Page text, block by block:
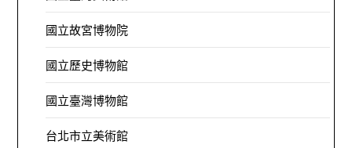
國立故宮博物院
國立歷史博物館
國立臺灣博物館
台北市立美術館